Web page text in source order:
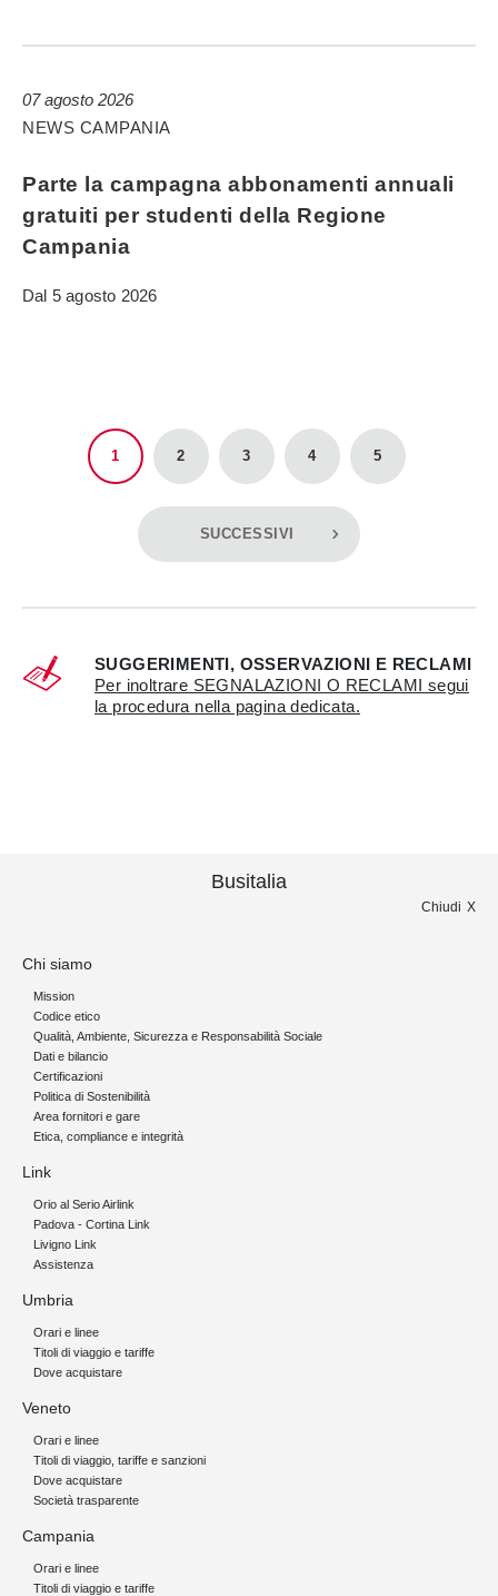
07 agosto 2026
NEWS CAMPANIA
Parte la campagna abbonamenti annuali
gratuiti per studenti della Regione
Campania
Dal 5 agosto 2026
1 2 3 4 5
SUCCESSIVI
SUGGERIMENTI, OSSERVAZIONI E RECLAMI
Per inoltrare SEGNALAZIONI O RECLAMI segui
la procedura nella pagina dedicata.
Busitalia
Chiudi
Chi siamo
Mission
Codice etico
Qualità, Ambiente, Sicurezza e Responsabilità Sociale
Dati e bilancio
Certificazioni
Politica di Sostenibilità
Area fornitori e gare
Etica, compliance e integrità
Link
Orio al Serio Airlink
Padova - Cortina Link
Livigno Link
Assistenza
Umbria
Orari e linee
Titoli di viaggio e tariffe
Dove acquistare
Veneto
Orari e linee
Titoli di viaggio, tariffe e sanzioni
Dove acquistare
Società trasparente
Campania
Orari e linee
Titoli di viaggio e tariffe